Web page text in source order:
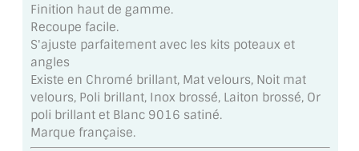
VERRE EXTRACLAIR
VERRE TREMPÉ (SÉCURIT)
PAROI DE DOUCHE
VERRE FEUILLETÉ
VERRE ANTI-REFLET
Finition haut de gamme.
Recoupe facile.
S'ajuste parfaitement avec les kits poteaux et
angles
Existe en Chromé brillant, Mat velours, Noit mat
velours, Poli brillant, Inox brossé, Laiton brossé, Or
poli brillant et Blanc 9016 satiné.
Marque française.